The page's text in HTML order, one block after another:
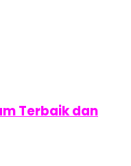
Terbaik dan